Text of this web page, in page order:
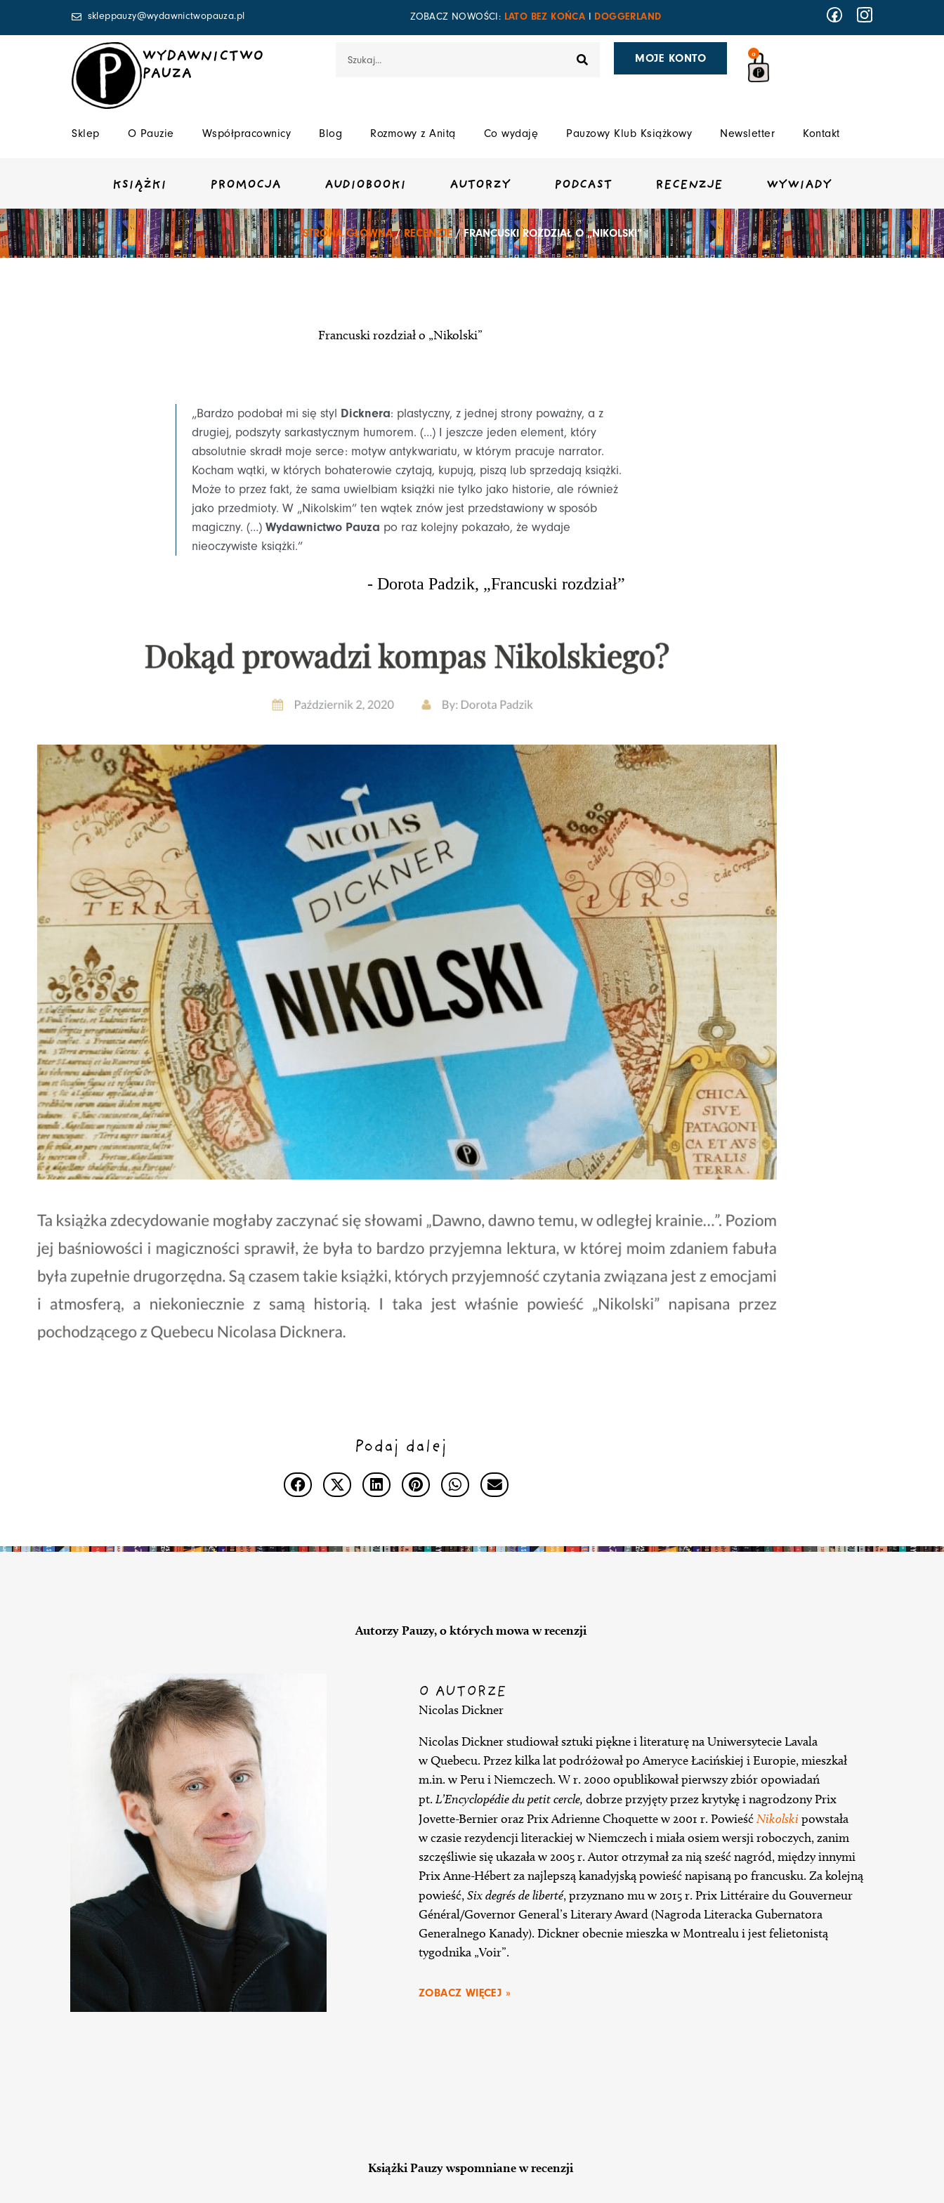
skleppauzy@wydawnictwopauza.pl ZOBACZ NOWOŚCI: LATO BEZ KOŃCA DOGGERLAND
WYDAWNICTWO
PAUZA
MOJE KONTO 0
Sklep O Pauzie Współpracownicy Blog Rozmowy z Anitą Co wydaję Pauzowy Klub Książkowy Newsletter Kontakt
KSIĄŻKI PROMOCJA AUDIOBOOKI AUTORZY PODCAST RECENZJE WYWIADY
STRONA GŁÓWNA/RECENZJE/ FRANCUSKI ROZDZIAŁ O „NIKOLSKI”
Francuski rozdział o „Nikolski”
„Bardzo podobał mi się styl Dicknera: plastyczny, z jednej strony poważny, a z
drugiej, podszyty sarkastycznym humorem. (…) I jeszcze jeden element, który
absolutnie skradł moje serce: motyw antykwariatu, w którym pracuje narrator.
Kocham wątki, w których bohaterowie czytają, kupują, piszą lub sprzedają książki.
Może to przez fakt, że sama uwielbiam książki nie tylko jako historie, ale również
jako przedmioty. W „Nikolskim” ten wątek znów jest przedstawiony w sposób
magiczny. (…) Wydawnictwo Pauza po raz kolejny pokazało, że wydaje
nieoczywiste książki.”
- Dorota Padzik, „Francuski rozdział”
Podaj dalej
Autorzy Pauzy, o których mowa w recenzji
O AUTORZE
Nicolas Dickner
Nicolas Dickner studiował sztuki piękne i literaturę na Uniwersytecie Lavala
w Quebecu. Przez kilka lat podróżował po Ameryce Łacińskiej i Europie, mieszkał
m.in. w Peru i Niemczech. W r. 2000 opublikował pierwszy zbiór opowiadań
pt. L’Encyclopédie du petit cercle, dobrze przyjęty przez krytykę i nagrodzony Prix
Jovette-Bernier oraz Prix Adrienne Choquette w 2001 r. PowieśćNikolskipowstała
w czasie rezydencji literackiej w Niemczech i miała osiem wersji roboczych, zanim
szczęśliwie się ukazała w 2005 r. Autor otrzymał za nią sześć nagród, między innymi
Prix Anne-Hébert za najlepszą kanadyjską powieść napisaną po francusku. Za kolejną
powieść,Six degrés de liberté, przyznano mu w 2015 r. Prix Littéraire du Gouverneur
Général/Governor General’s Literary Award (Nagroda Literacka Gubernatora
Generalnego Kanady). Dickner obecnie mieszka w Montrealu i jest felietonistą
tygodnika „Voir”.
ZOBACZ WIĘCEJ »
Książki Pauzy wspomniane w recenzji